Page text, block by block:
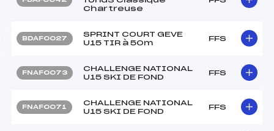
Chartreuse
BDAF0027
SPRINT COURT GEVE
U15 TIR à 50m
FFS
FNAF0073
CHALLENGE NATIONAL
U15 SKI DE FOND
FFS
FNAF0071
CHALLENGE NATIONAL
U15 SKI DE FOND
FFS